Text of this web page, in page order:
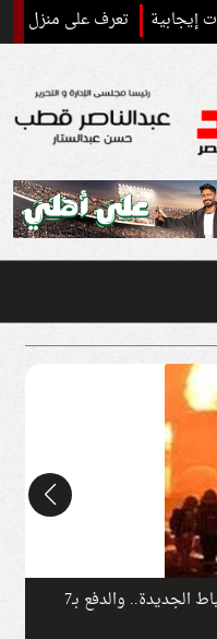
تعرف على منزل محمد صلاح
حريق ضخم يلتهم مصنع أثاث في دمياط الجديدة.. والدفع بـ7